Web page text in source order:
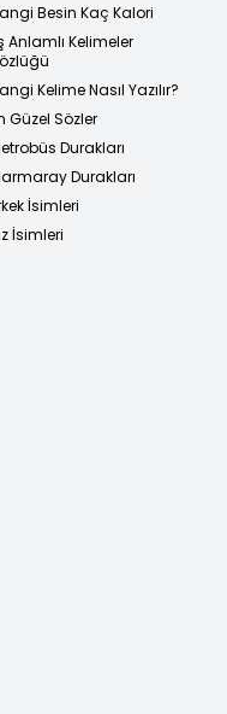
Besin Kaç Kalori
Anlamlı Kelimeler
Kelime Nasıl Yazılır?
Güzel Sözler
Durakları
Durakları
İsimleri
İsimleri